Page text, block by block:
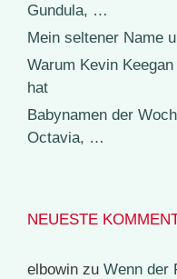
Gundula, …
Mein seltener Name
Warum Kevin
hat
Babynamen der
Octavia, …
NEUESTE
elbowin zu Wenn der